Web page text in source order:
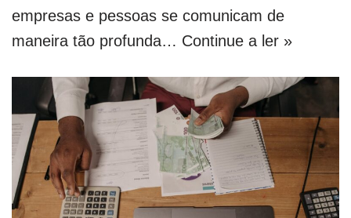
empresas e pessoas se comunicam de
maneira tão profunda… Continue a ler »